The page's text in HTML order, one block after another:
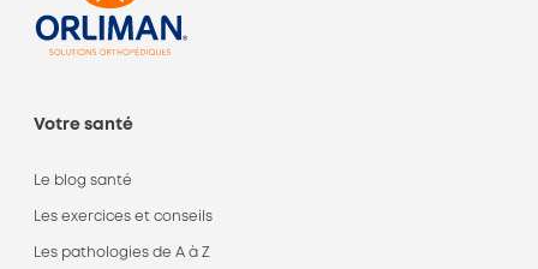
Votre santé
Le blog santé
Les exercices et conseils
Les pathologies de A à Z